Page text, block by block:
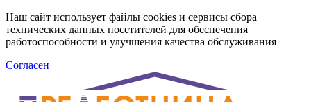
Наш сайт использует файлы cookies и сервисы сбора
технических данных посетителей для обеспечения
работоспособности и улучшения качества обслуживания
Согласен